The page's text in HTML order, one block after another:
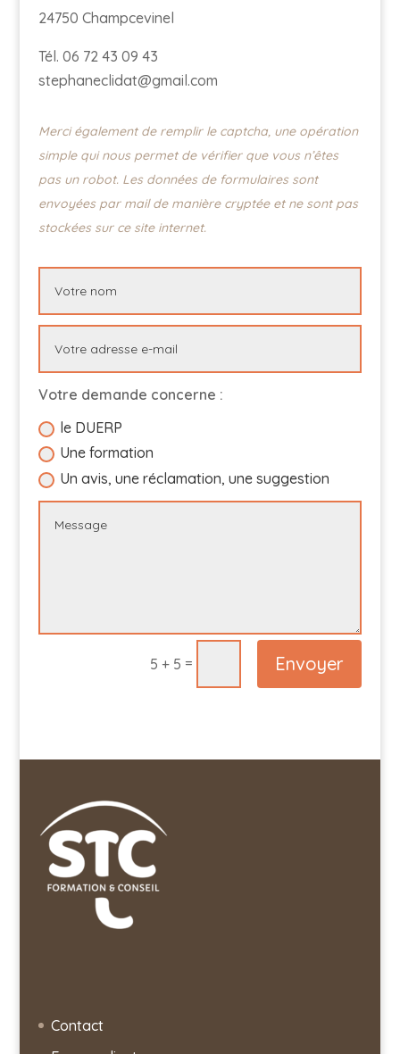
24750 Champcevinel
Tél. 06 72 43 09 43
stephaneclidat@gmail.com
Merci également de remplir le captcha, une opération
simple qui nous permet de vérifier que vous n’êtes
pas un robot. Les données de formulaires sont
envoyées par mail de manière cryptée et ne sont pas
stockées sur ce site internet.
Votre demande concerne :
le DUERP
Une formation
Un avis, une réclamation, une suggestion
5 + 5 = Envoyer
Contact